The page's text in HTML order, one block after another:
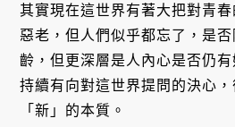
其實現在這世界有著大把對青
惡老，但人們似乎都忘了，是
齡，但更深層是人內心是否仍
持續有向對這世界提問的決心
「新」的本質。